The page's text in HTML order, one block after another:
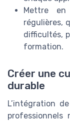
Mettre en
régulières,
difficultés,
formation.
Créer une
durable
L’intégration
professionnels